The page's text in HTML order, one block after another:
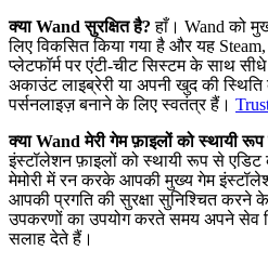
क्या Wand सुरक्षित है? हाँ। Wand को
लिए विकसित किया गया है और यह
प्लेटफॉर्म पर एंटी-चीट सिस्टम के साथ
अकाउंट लाइब्रेरी या अपनी खुद की
पर्सनलाइज़ बनाने के लिए स्वतंत्र हैं।
क्या Wand मेरी गेम फ़ाइलों को स्थायी
इंस्टॉलेशन फ़ाइलों को स्थायी रूप से
मेमोरी में रन करके आपकी मुख्य गेम
आपकी प्रगति की सुरक्षा सुनिश्चित करने
उपकरणों का उपयोग करते समय अपने सेव
सलाह देते हैं।